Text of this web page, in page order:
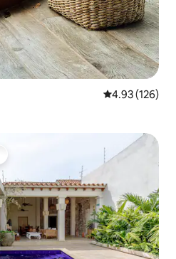
Calificación
4.93 (126)